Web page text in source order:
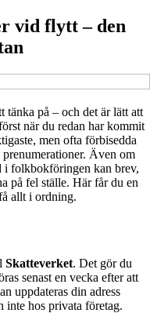
vid flytt – den
tänka på – och det är lätt att
när du redan har kommit
men ofta förbisedda
Även om
i folkbokföringen kan brev,
på fel ställe. Här får du en
allt i ordning.
Skatteverket. Det gör du
senast en vecka efter att
uppdateras din adress
inte hos privata företag.